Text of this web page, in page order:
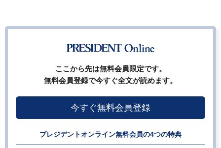
ここから先は無料会員限定です。
無料会員登録で今すぐ全文が読めます。
今すぐ無料会員登録
プレジデントオンライン無料会員の4つの特典